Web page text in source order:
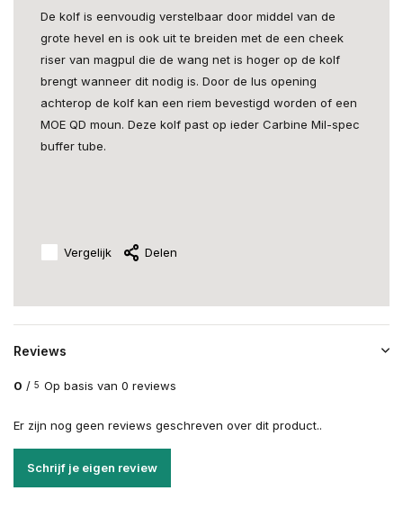
De kolf is eenvoudig verstelbaar door middel van de
grote hevel en is ook uit te breiden met de een cheek
riser van magpul die de wang net is hoger op de kolf
brengt wanneer dit nodig is. Door de lus opening
achterop de kolf kan een riem bevestigd worden of een
MOE QD moun. Deze kolf past op ieder Carbine Mil-spec
buffer tube.
Vergelijk Delen
Reviews
0 / 5 Op basis van 0 reviews
Er zijn nog geen reviews geschreven over dit product..
Schrijf je eigen review